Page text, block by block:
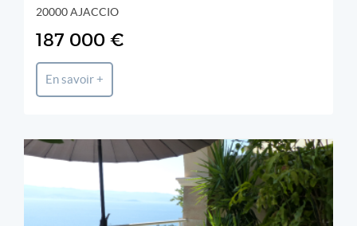
20000 AJACCIO
187 000 €
En savoir +
Prestige et Chateaux